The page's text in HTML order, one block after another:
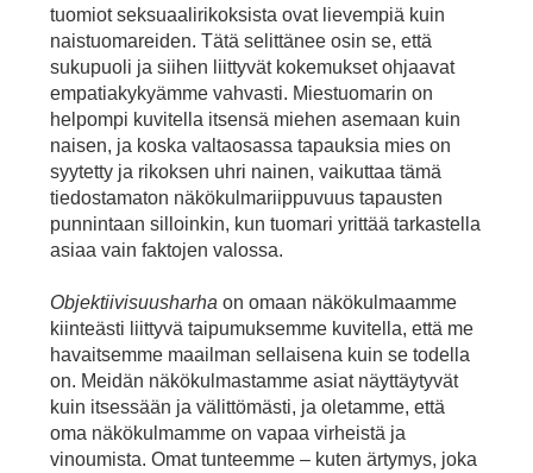
tuomiot seksuaalirikoksista ovat lievempiä kuin
naistuomareiden. Tätä selittänee osin se, että
sukupuoli ja siihen liittyvät kokemukset ohjaavat
empatiakykyämme vahvasti. Miestuomarin on
helpompi kuvitella itsensä miehen asemaan kuin
naisen, ja koska valtaosassa tapauksia mies on
syytetty ja rikoksen uhri nainen, vaikuttaa tämä
tiedostamaton näkökulmariippuvuus tapausten
punnintaan silloinkin, kun tuomari yrittää tarkastella
asiaa vain faktojen valossa.
Objektiivisuusharha on omaan näkökulmaamme
kiinteästi liittyvä taipumuksemme kuvitella, että me
havaitsemme maailman sellaisena kuin se todella
on. Meidän näkökulmastamme asiat näyttäytyvät
kuin itsessään ja välittömästi, ja oletamme, että
oma näkökulmamme on vapaa virheistä ja
vinoumista. Omat tunteemme – kuten ärtymys, joka